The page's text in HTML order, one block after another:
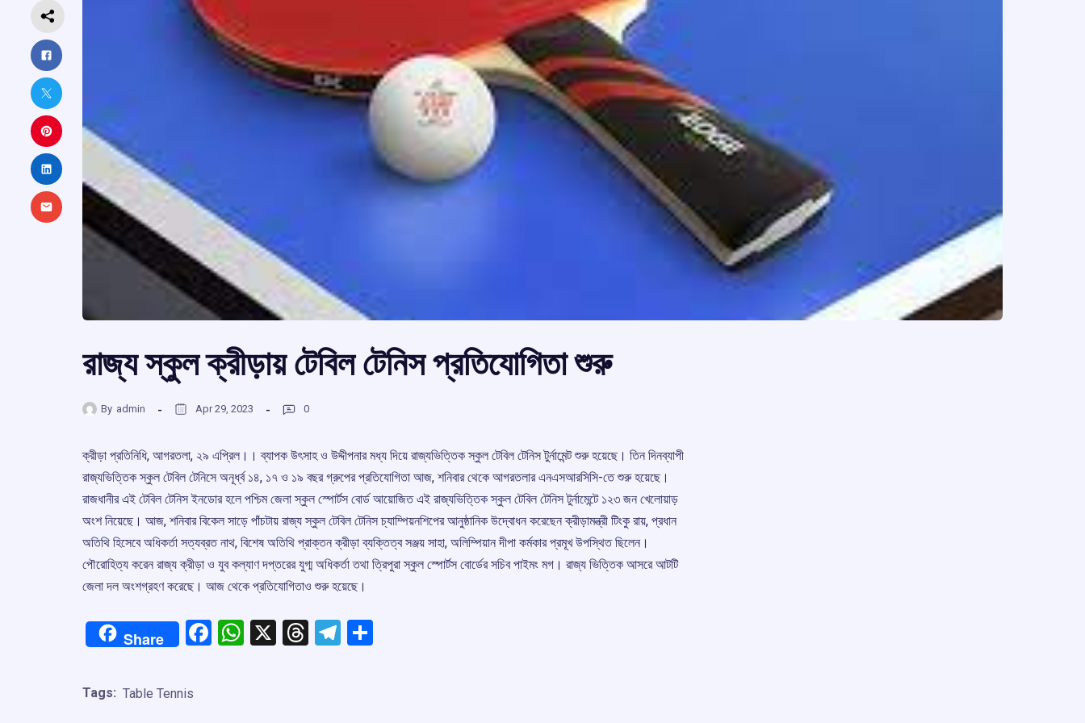
রাজ্য স্কুল ক্রীড়ায় টেবিল টেনিস প্রতিযোগিতা শুরু
By admin Apr 29, 2023 0
ক্রীড়া প্রতিনিধি, আগরতলা, ২৯ এপ্রিল।। ব্যাপক উৎসাহ ও উদ্দীপনার মধ্য দিয়ে রাজ্যভিত্তিক স্কুল টেবিল টেনিস টুর্নামেন্ট শুরু হয়েছে। তিন দিনব্যাপী
রাজ্যভিত্তিক স্কুল টেবিল টেনিসে অনূর্ধ্ব ১৪, ১৭ ও ১৯ বছর গ্রুপের প্রতিযোগিতা আজ, শনিবার থেকে আগরতলার এনএসআরসিসি-তে শুরু হয়েছে।
রাজধানীর এই টেবিল টেনিস ইনডোর হলে পশ্চিম জেলা স্কুল স্পোর্টস বোর্ড আয়োজিত এই রাজ্যভিত্তিক স্কুল টেবিল টেনিস টুর্নামেন্টে ১২৩ জন খেলোয়াড়
অংশ নিয়েছে। আজ, শনিবার বিকেল সাড়ে পাঁচটায় রাজ্য স্কুল টেবিল টেনিস চ্যাম্পিয়নশিপের আনুষ্ঠানিক উদ্বোধন করেছেন ক্রীড়ামন্ত্রী টিংকু রায়, প্রধান
অতিথি হিসেবে অধিকর্তা সত্যব্রত নাথ, বিশেষ অতিথি প্রাক্তন ক্রীড়া ব্যক্তিত্ব সঞ্জয় সাহা, অলিম্পিয়ান দীপা কর্মকার প্রমূখ উপস্থিত ছিলেন।
পৌরোহিত্য করেন রাজ্য ক্রীড়া ও যুব কল্যাণ দপ্তরের যুগ্ম অধিকর্তা তথা ত্রিপুরা স্কুল স্পোর্টস বোর্ডের সচিব পাইমং মগ। রাজ্য ভিত্তিক আসরে আটটি
জেলা দল অংশগ্রহণ করেছে। আজ থেকে প্রতিযোগিতাও শুরু হয়েছে।
Share Facebook
WhatsApp
X Threads
Telegram
Tags: Table Tennis